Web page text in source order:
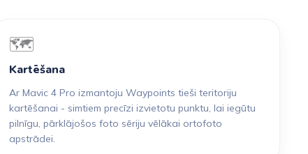
🗺️
Kartēšana
Ar Mavic 4 Pro izmantoju Waypoints tieši teritoriju
kartēšanai - simtiem precīzi izvietotu punktu, lai iegūtu
pilnīgu, pārklājošos foto sēriju vēlākai ortofoto
apstrādei.